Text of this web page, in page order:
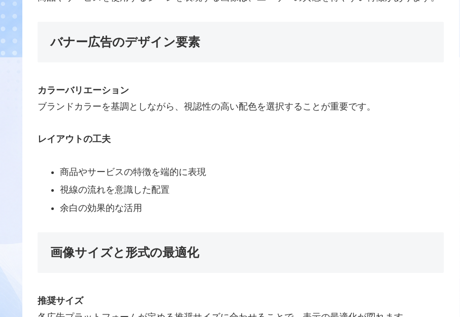
バナー広告のデザイン要素
カラーバリエーション
ブランドカラーを基調としながら、視認性の高い配色を選択することが重要です。
レイアウトの工夫
商品やサービスの特徴を端的に表現
視線の流れを意識した配置
余白の効果的な活用
画像サイズと形式の最適化
推奨サイズ